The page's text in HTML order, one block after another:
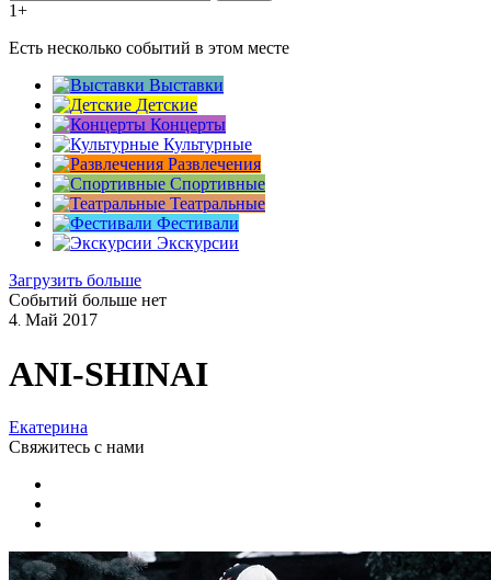
1+
Есть несколько событий в этом месте
Выставки
Детские
Концерты
Культурные
Развлечения
Спортивные
Театральные
Фестивали
Экскурсии
Загрузить больше
Событий больше нет
4. Май 2017
ANI-SHINAI
Екатерина
Свяжитесь с нами